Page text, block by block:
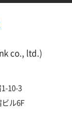
co., ltd.)
10-3
ル6F